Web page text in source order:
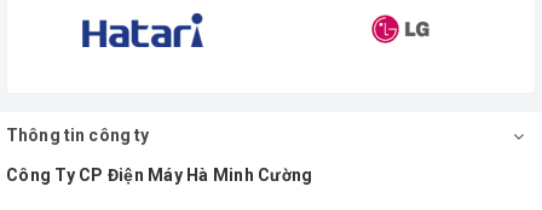
Thông tin công ty
Công Ty CP Điện Máy Hà Minh Cường